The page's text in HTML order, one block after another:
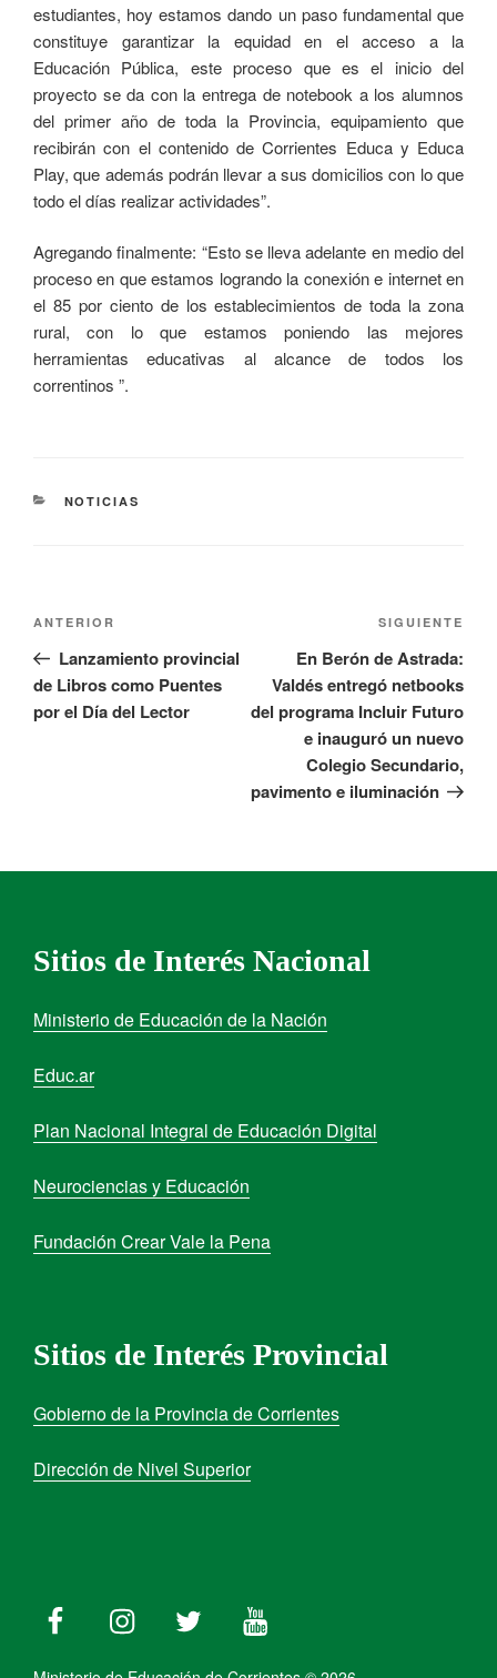
estudiantes, hoy estamos dando un paso fundamental que
constituye garantizar la equidad en el acceso a la
Educación Pública, este proceso que es el inicio del
proyecto se da con la entrega de notebook a los alumnos
del primer año de toda la Provincia, equipamiento que
recibirán con el contenido de Corrientes Educa y Educa
Play, que además podrán llevar a sus domicilios con lo que
todo el días realizar actividades”.
Agregando finalmente: “Esto se lleva adelante en medio del
proceso en que estamos logrando la conexión e internet en
el 85 por ciento de los establecimientos de toda la zona
rural, con lo que estamos poniendo las mejores
herramientas educativas al alcance de todos los
correntinos ”.
NOTICIAS
ANTERIOR
Lanzamiento provincial
de Libros como Puentes
por el Día del Lector
SIGUIENTE
En Berón de Astrada:
Valdés entregó netbooks
del programa Incluir Futuro
e inauguró un nuevo
Colegio Secundario,
pavimento e iluminación
Sitios de Interés Nacional
Ministerio de Educación de la Nación
Educ.ar
Plan Nacional Integral de Educación Digital
Neurociencias y Educación
Fundación Crear Vale la Pena
Sitios de Interés Provincial
Gobierno de la Provincia de Corrientes
Dirección de Nivel Superior